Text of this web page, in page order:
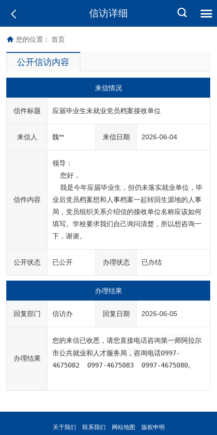
信访详细
您的位置： 首页
公开信访内容
来信情况
信件标题 应届毕业生未就业党员档案接收单位
来信人 魏** 来信日期 2026-06-04
信件内容
领导：
    您好，
    我是今年应届毕业生，但仍未落实就业单位，毕
业后党员档案想和人事档案一起转回生源地的人事
局，党员组织关系介绍信的接收单位名称应该如何
填写。学校要求我们自己询问清楚，所以想咨询一
下，谢谢。
公开状态 已公开 办理状态 已办结
办理结果
回复部门 信访办 回复日期 2026-06-05
办理结果
您的来信已收悉，请您直接电话咨询第一师阿拉尔
市公共就业和人才服务局，咨询电话0997-
4675082  0997-4675083  0997-4675080。
关于我们 联系我们 网站地图 版权申明